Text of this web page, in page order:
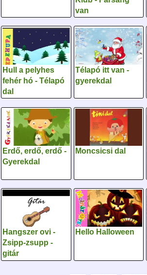
van
Hull a pelyhes
fehér hó - Télapó
dal
Télapó itt van -
gyerekdal
Erdő, erdő, erdő -
Gyerekdal
Moncsicsi dal
Hangszer ovi -
Zsipp-zsupp -
gitár
Hello Halloween